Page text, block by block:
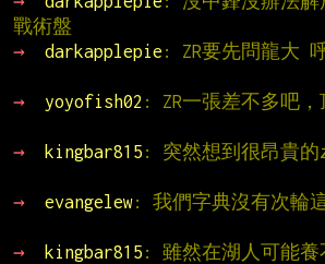
戰術盤
→
darkapplepie : ZR要先問龍大
→
yoyofish02 : ZR一張差不多吧
→
kingbar815 : 突然想到很昂貴的
→
evangelew: 我們字典沒有次輪
→
kingbar815 : 雖然在湖人可能養